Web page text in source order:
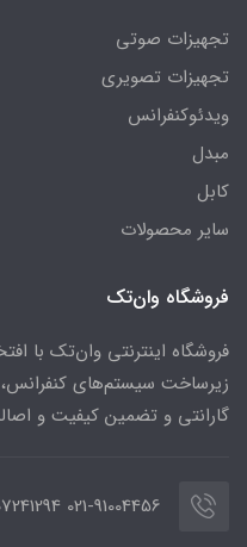
تجهیزات صوتی
تجهیزات تصویری
ویدئوکنفرانس
مبدل
کابل
سایر محصولات
فروشگاه وان‌تک
فروشگاه اینترنتی وان‌تک با
زیرساخت سیستم‌های
گارانتی و تضمین کیفیت و
021-91004456 09307241294